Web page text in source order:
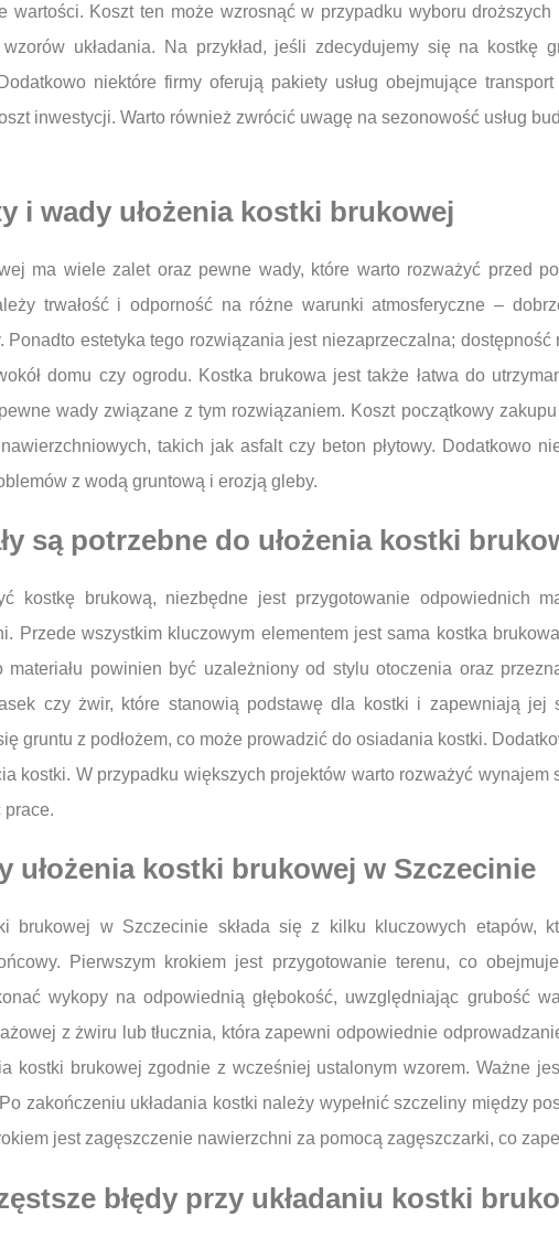
wartości. Koszt ten może wzrosnąć w przypadku wyboru droższych
wzorów układania. Na przykład, jeśli zdecydujemy się na kostkę
niektóre firmy oferują pakiety usług obejmujące
inwestycji. Warto również zwrócić uwagę na sezonowość usług
i wady ułożenia kostki brukowej
ma wiele zalet oraz pewne wady, które warto rozważyć przed
trwałość i odporność na różne warunki atmosferyczne –
Ponadto estetyka tego rozwiązania jest niezaprzeczalna;
domu czy ogrodu. Kostka brukowa jest także łatwa do
wady związane z tym rozwiązaniem. Koszt początkowy
takich jak asfalt czy beton płytowy. Dodatkowo
z wodą gruntową i erozją gleby.
są potrzebne do ułożenia kostki
kostkę brukową, niezbędne jest przygotowanie odpowiednich
Przede wszystkim kluczowym elementem jest sama kostka
materiału powinien być uzależniony od stylu otoczenia oraz
czy żwir, które stanowią podstawę dla kostki i zapewniają jej
gruntu z podłożem, co może prowadzić do osiadania kostki.
kostki. W przypadku większych projektów warto rozważyć
prace.
ułożenia kostki brukowej w Szczecinie
brukowej w Szczecinie składa się z kilku kluczowych etapów,
Pierwszym krokiem jest przygotowanie terenu, co
wykopy na odpowiednią głębokość, uwzględniając grubość
z żwiru lub tłucznia, która zapewni odpowiednie
kostki brukowej zgodnie z wcześniej ustalonym wzorem. Ważne
zakończeniu układania kostki należy wypełnić szczeliny między
jest zagęszczenie nawierzchni za pomocą zagęszczarki, co
błędy przy układaniu kostki